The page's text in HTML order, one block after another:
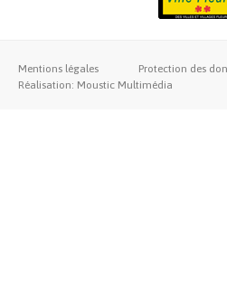
Mentions légales
Protection des
Réalisation: Moustic Multimédia